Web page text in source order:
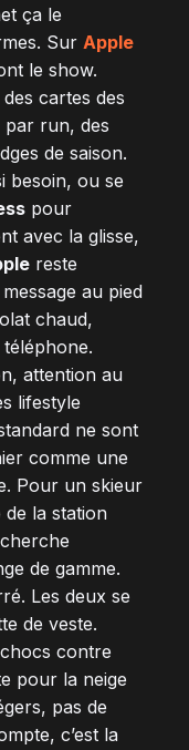
ça le
Sur Apple
le show.
cartes des
par run, des
de saison.
besoin, ou se
pour
avec la glisse,
reste
au pied
chaud,
attention au
lifestyle
ne sont
comme une
Pour un skieur
de la station
de gamme.
Les deux se
de veste.
contre
pour la neige
pas de
c’est la